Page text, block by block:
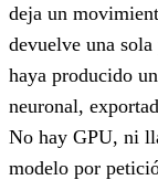
deja un
devuelve una
haya producido
neuronal,
No hay GPU, ni
modelo por